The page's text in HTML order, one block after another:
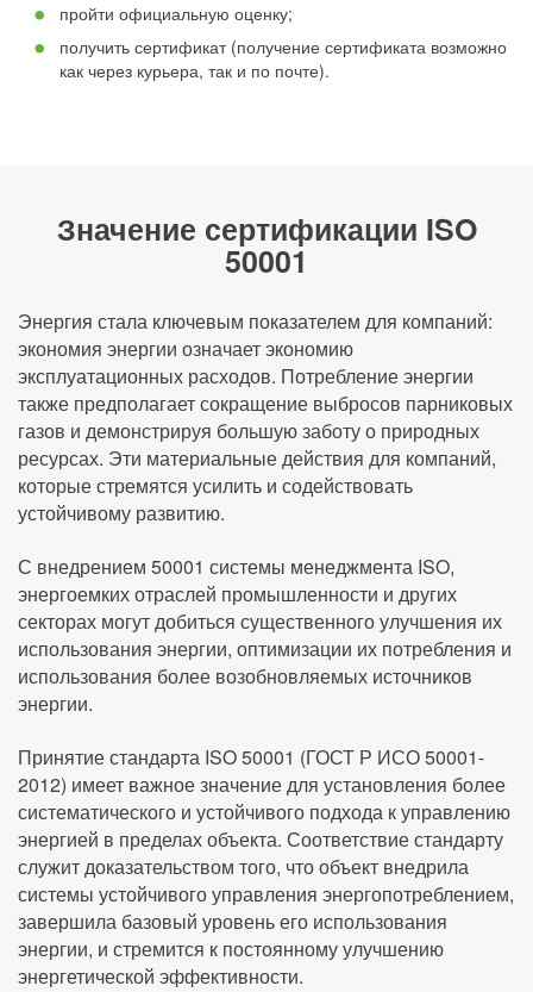
пройти официальную оценку;
получить сертификат (получение сертификата возможно
как через курьера, так и по почте).
Значение сертификации ISO
50001
Энергия стала ключевым показателем для компаний:
экономия энергии означает экономию
эксплуатационных расходов. Потребление энергии
также предполагает сокращение выбросов парниковых
газов и демонстрируя большую заботу о природных
ресурсах. Эти материальные действия для компаний,
которые стремятся усилить и содействовать
устойчивому развитию.
С внедрением 50001 системы менеджмента ISO,
энергоемких отраслей промышленности и других
секторах могут добиться существенного улучшения их
использования энергии, оптимизации их потребления и
использования более возобновляемых источников
энергии.
Принятие стандарта ISO 50001 (ГОСТ Р ИСО 50001-
2012) имеет важное значение для установления более
систематического и устойчивого подхода к управлению
энергией в пределах объекта. Соответствие стандарту
служит доказательством того, что объект внедрила
системы устойчивого управления энергопотреблением,
завершила базовый уровень его использования
энергии, и стремится к постоянному улучшению
энергетической эффективности.